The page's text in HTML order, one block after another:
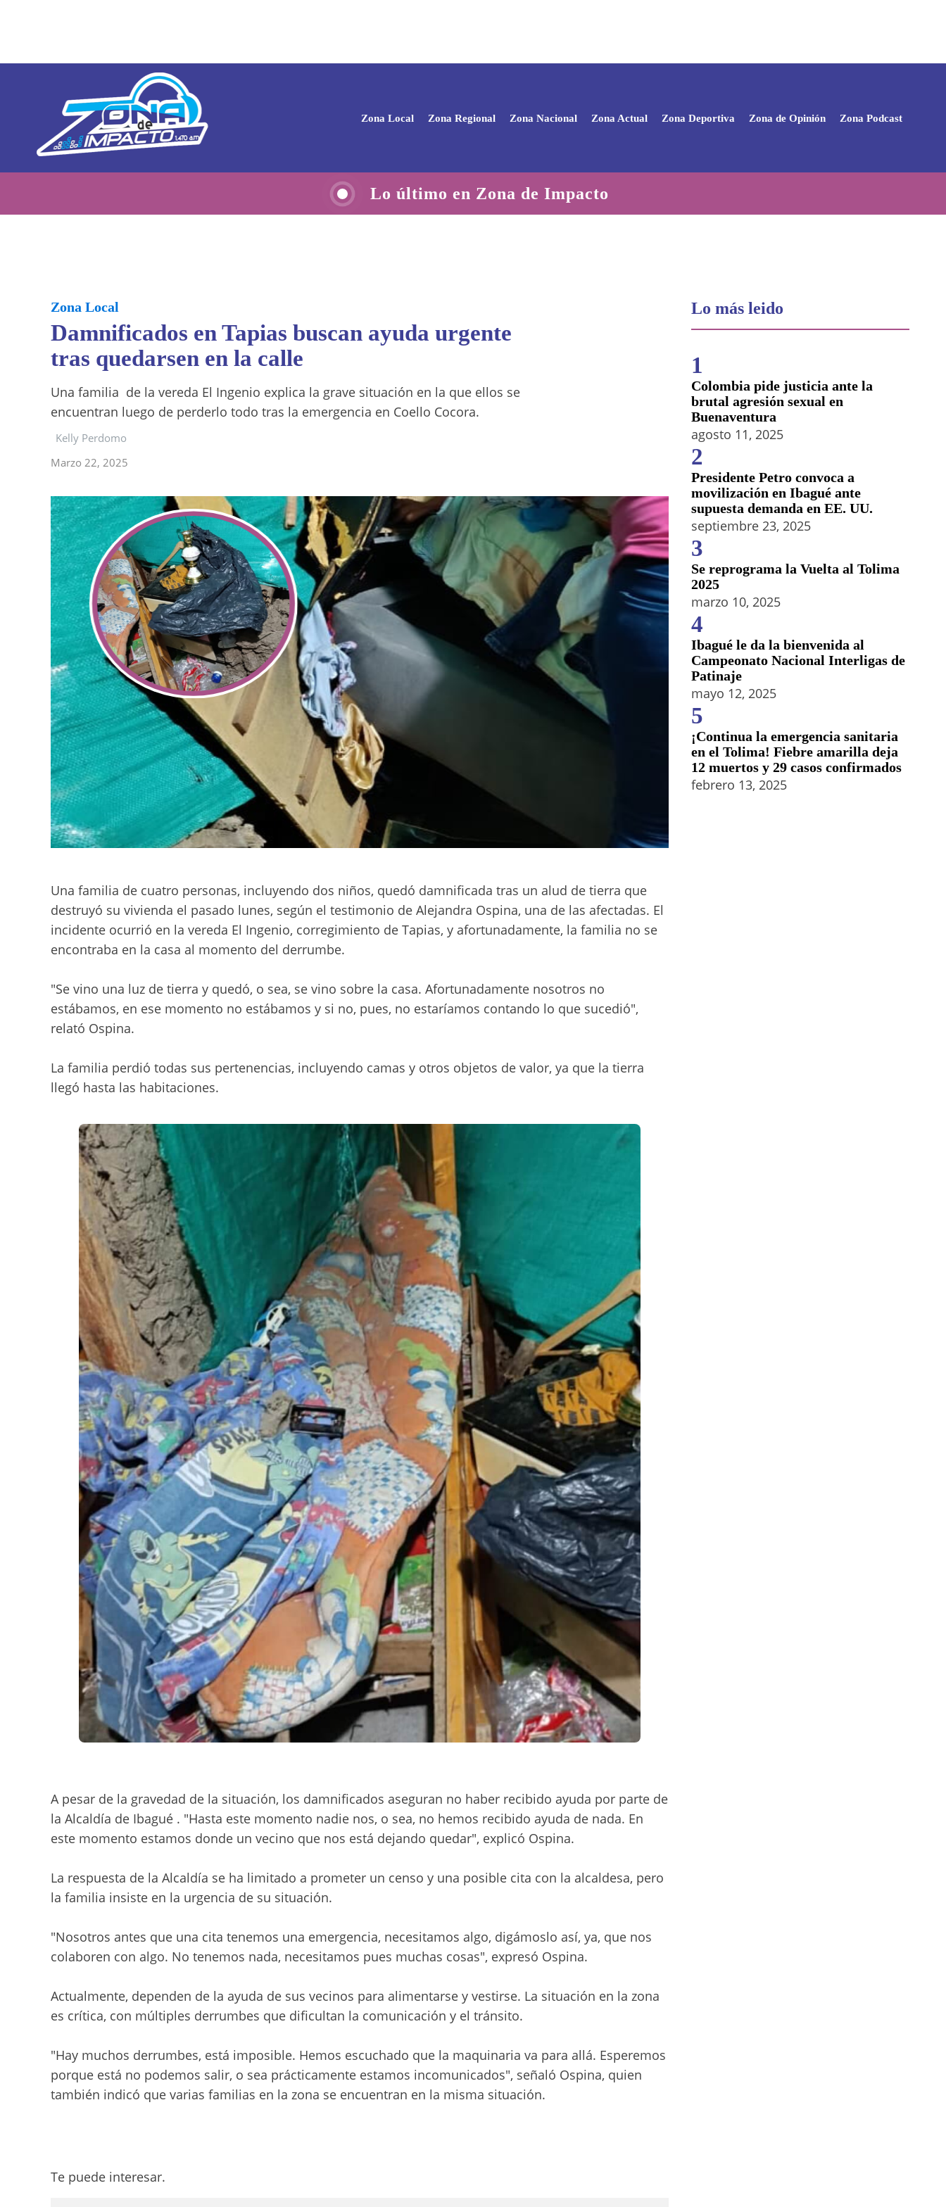
Zona Local Zona Regional Zona Nacional Zona Actual Zona Deportiva Zona de Opinión Zona Podcast
Lo último en Zona de Impacto
Zona Local
Damnificados en Tapias buscan ayuda urgente
tras quedarsen en la calle
Una familia de la vereda El Ingenio explica la grave situación en la que ellos se
encuentran luego de perderlo todo tras la emergencia en Coello Cocora.
Kelly Perdomo
Marzo 22, 2025
Una familia de cuatro personas, incluyendo dos niños, quedó damnificada tras un alud de tierra que
destruyó su vivienda el pasado lunes, según el testimonio de Alejandra Ospina, una de las afectadas. El
incidente ocurrió en la vereda El Ingenio, corregimiento de Tapias, y afortunadamente, la familia no se
encontraba en la casa al momento del derrumbe.
"Se vino una luz de tierra y quedó, o sea, se vino sobre la casa. Afortunadamente nosotros no
estábamos, en ese momento no estábamos y si no, pues, no estaríamos contando lo que sucedió",
relató Ospina.
La familia perdió todas sus pertenencias, incluyendo camas y otros objetos de valor, ya que la tierra
llegó hasta las habitaciones.
A pesar de la gravedad de la situación, los damnificados aseguran no haber recibido ayuda por parte de
la Alcaldía de Ibagué . "Hasta este momento nadie nos, o sea, no hemos recibido ayuda de nada. En
este momento estamos donde un vecino que nos está dejando quedar", explicó Ospina.
La respuesta de la Alcaldía se ha limitado a prometer un censo y una posible cita con la alcaldesa, pero
la familia insiste en la urgencia de su situación.
"Nosotros antes que una cita tenemos una emergencia, necesitamos algo, digámoslo así, ya, que nos
colaboren con algo. No tenemos nada, necesitamos pues muchas cosas", expresó Ospina.
Actualmente, dependen de la ayuda de sus vecinos para alimentarse y vestirse. La situación en la zona
es crítica, con múltiples derrumbes que dificultan la comunicación y el tránsito.
"Hay muchos derrumbes, está imposible. Hemos escuchado que la maquinaria va para allá. Esperemos
porque está no podemos salir, o sea prácticamente estamos incomunicados", señaló Ospina, quien
también indicó que varias familias en la zona se encuentran en la misma situación.
Te puede interesar.
Lo más leido
1
Colombia pide justicia ante la
brutal agresión sexual en
Buenaventura
agosto 11, 2025
2
Presidente Petro convoca a
movilización en Ibagué ante
supuesta demanda en EE. UU.
septiembre 23, 2025
3
Se reprograma la Vuelta al Tolima
2025
marzo 10, 2025
4
Ibagué le da la bienvenida al
Campeonato Nacional Interligas de
Patinaje
mayo 12, 2025
5
¡Continua la emergencia sanitaria
en el Tolima! Fiebre amarilla deja
12 muertos y 29 casos confirmados
febrero 13, 2025